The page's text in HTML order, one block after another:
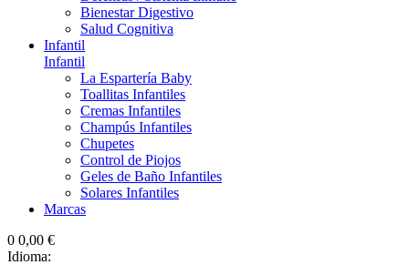
Bienestar Digestivo
Salud Cognitiva
Infantil
Infantil
La Espartería Baby
Toallitas Infantiles
Cremas Infantiles
Champús Infantiles
Chupetes
Control de Piojos
Geles de Baño Infantiles
Solares Infantiles
Marcas
0 0,00 €
Idioma: